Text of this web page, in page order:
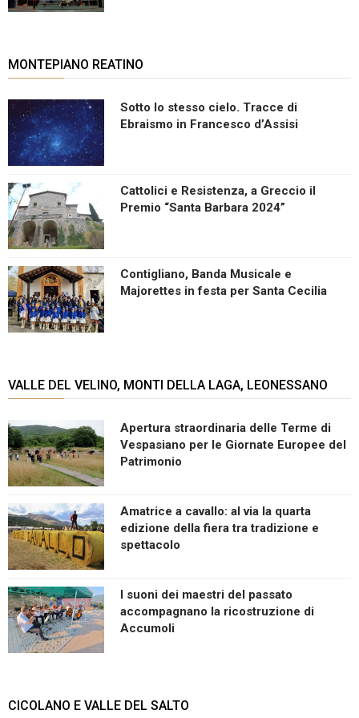
MONTEPIANO REATINO
Sotto lo stesso cielo. Tracce di
Ebraismo in Francesco d’Assisi
Cattolici e Resistenza, a Greccio il
Premio “Santa Barbara 2024”
Contigliano, Banda Musicale e
Majorettes in festa per Santa Cecilia
VALLE DEL VELINO, MONTI DELLA LAGA, LEONESSANO
Apertura straordinaria delle Terme di
Vespasiano per le Giornate Europee del
Patrimonio
Amatrice a cavallo: al via la quarta
edizione della fiera tra tradizione e
spettacolo
I suoni dei maestri del passato
accompagnano la ricostruzione di
Accumoli
CICOLANO E VALLE DEL SALTO